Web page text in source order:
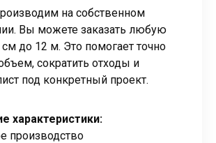
на собственном
Вы можете заказать любую
см до 12 м. Это помогает точно
сократить отходы и
под конкретный проект.
характеристики:
производство